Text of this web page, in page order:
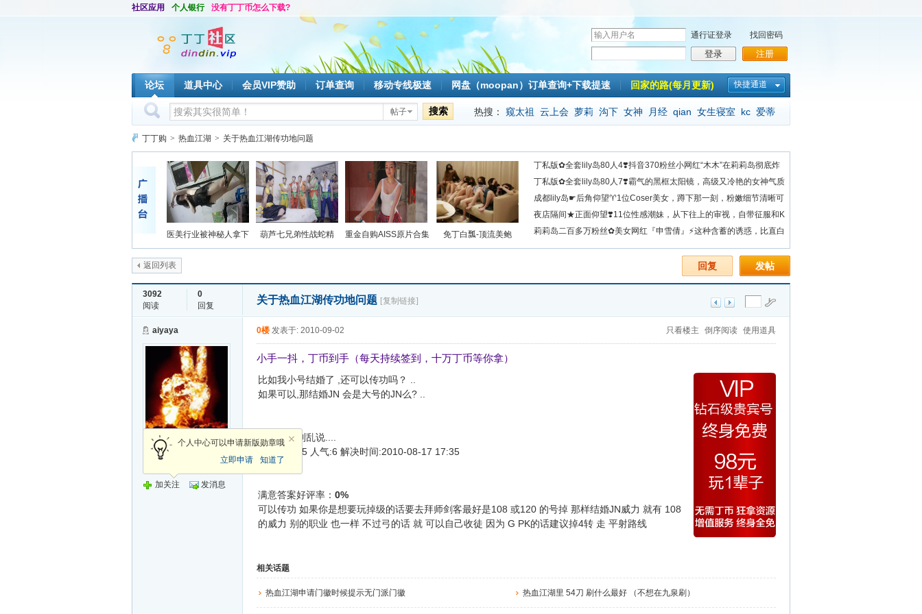
社区应用 个人银行 没有丁丁币怎么下载?
用
户
名
通行证登录
登录
找回密码
注册
快捷通道
论坛 道具中心 会员VIP赞助 订单查询 移动专线极速 网盘（moopan）订单查询+下载提速 回家的路(每月更新)
帖子 搜索 热搜： 窥太祖 云上会 萝莉 沟下 女神 月经 qian 女生寝室 kc 爱蒂
mlc
丁丁购 > 热血江湖 > 关于热血江湖传功地问题
医美行业被神秘人拿下 葫芦七兄弟性战蛇精 重金自购AISS原片合集 免丁白瓢-顶流美鲍
丁私版✿全套lily岛80人4❣️抖音370粉丝小网红“木木”在莉莉岛彻底炸
丁私版✿全套lily岛80人7❣️霸气的黑框太阳镜，高级又冷艳的女神气质
成都lily岛☛后角仰望♈1位Coser美女，蹲下那一刻，粉嫩细节清晰可
见
夜店隔间★正面仰望❣️11位性感潮妹，从下往上的审视，自带征服和K
莉莉岛二百多万粉丝✿美女网红『申雪倩』⚡这种含蓄的诱惑，比直白
发帖
回复
返回列表
3092
阅读
0
回复
关于热血江湖传功地问题 [复制链接]
aiyaya
荣誉会员 个人中心可以申请新版勋章哦
立即申请
知道了
加关注
发消息
只看楼主 倒序阅读 使用道具
0楼 发表于: 2010-09-02
小手一抖，丁币到手（每天持续签到，十万丁币等你拿）
比如我小号结婚了 ,还可以传功吗？ ..
如果可以,那结婚JN 会是大号的JN么? ..
不知道的别乱说....
匿名 回答:5 人气:6 解决时间:2010-08-17 17:35
满意答案好评率： 0%
可以传功 如果你是想要玩掉级的话要去拜师剑客最好是108 或120 的号掉 那样结婚JN威力 就有 108
的威力 别的职业 也一样 不过弓的话 就 可以自己收徒 因为 G PK的话建议掉4转 走 平射路线
相关话题
热血江湖申请门徽时候提示无门派门徽 热血江湖里 54刀 刷什么最好 （不想在九泉刷）